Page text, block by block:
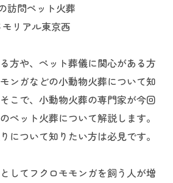
訪問ペット火葬
リアル東京西
方や、ペット葬儀に関心がある方
ンガなどの小動物火葬について知
こで、小動物火葬の専門家が今回
ペット火葬について解説します。
について知りたい方は必見です。
してフクロモモンガを飼う人が増